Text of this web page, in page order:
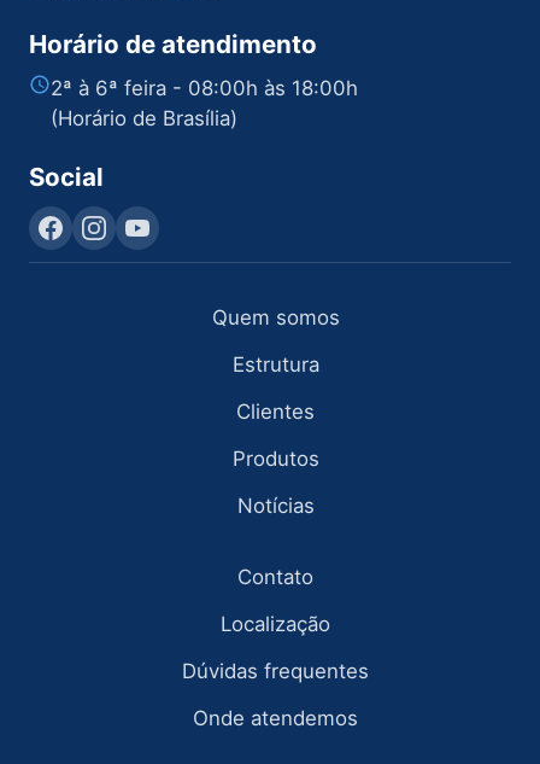
Horário de atendimento
2ª à 6ª feira - 08:00h às 18:00h
(Horário de Brasília)
Social
Quem somos
Estrutura
Clientes
Produtos
Notícias
Contato
Localização
Dúvidas frequentes
Onde atendemos